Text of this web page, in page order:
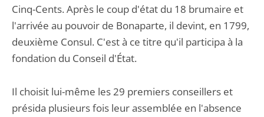
Cinq-Cents. Après le coup d'état du 18 brumaire et
l'arrivée au pouvoir de Bonaparte, il devint, en 1799,
deuxième Consul. C'est à ce titre qu'il participa à la
fondation du Conseil d'État.
Il choisit lui-même les 29 premiers conseillers et
présida plusieurs fois leur assemblée en l'absence